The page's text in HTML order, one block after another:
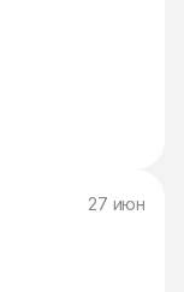
27 июн